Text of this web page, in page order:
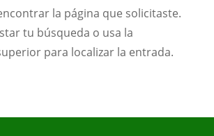
la página que solicitaste.
tu búsqueda o usa la
para localizar la entrada.